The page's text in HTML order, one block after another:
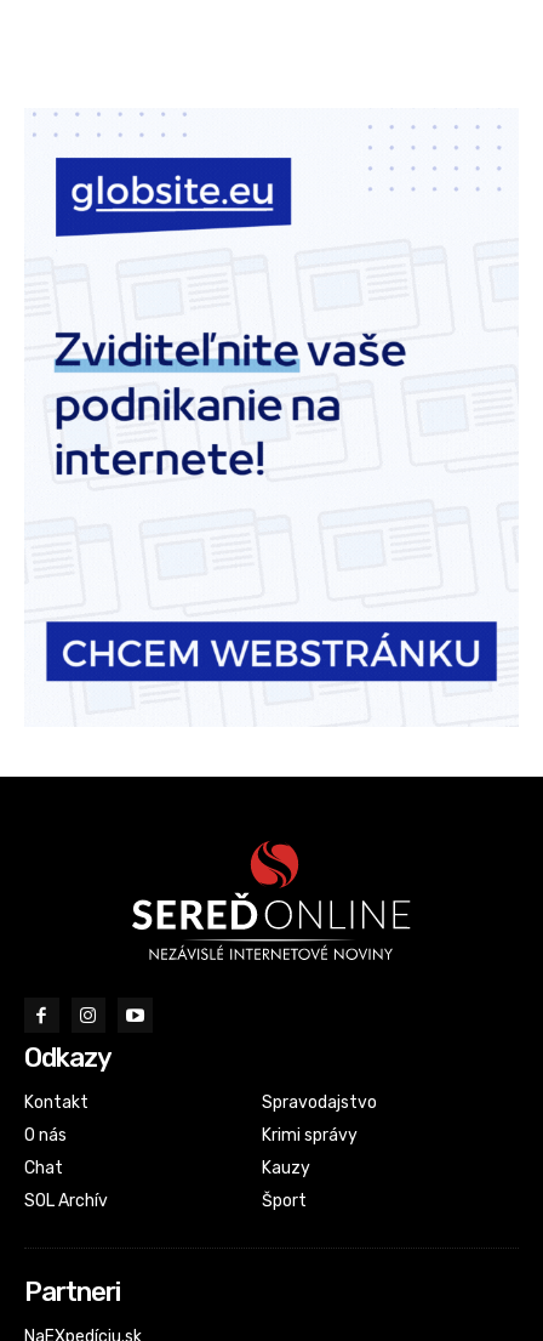
Odkazy
Kontakt
O nás
Chat
SOL Archív
Spravodajstvo
Krimi správy
Kauzy
Šport
Partneri
NaEXpedíciu.sk